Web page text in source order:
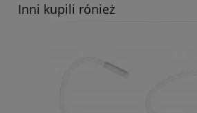
Inni kupili rónież